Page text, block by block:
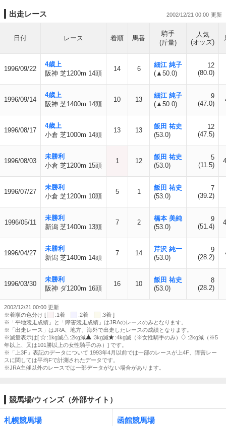
出走レース 2002/12/21 00:00
日付 レース 着順 馬番
騎手
(斤量)
人気
(オッズ)
1996/09/22
4歳上
阪神 芝1200m 14頭
14 6
細江 純子
(▲50.0)
12
(80.0)
1996/09/14
4歳上
阪神 芝1400m 14頭
10 13
細江 純子
(▲50.0)
9
(47.0)
1996/08/17
4歳上
小倉 芝1000m 14頭
13 13
飯田 祐史
(53.0)
12
(47.5)
1996/08/03
未勝利
小倉 芝1200m 15頭
1 12
飯田 祐史
(53.0)
5
(11.5)
1996/07/27
未勝利
小倉 芝1200m 10頭
5 1
飯田 祐史
(53.0)
7
(39.2)
1996/05/11
未勝利
新潟 芝1400m 13頭
7 2
橋本 美純
(53.0)
9
(51.4)
1996/04/27
未勝利
新潟 芝1400m 14頭
7 14
芹沢 純一
(53.0)
9
(28.2)
1996/03/30
未勝利
阪神 ダ1200m 16頭
16 10
飯田 祐史
(53.0)
8
(28.2)
2002/12/21 00:00 更新
※着順の色分け [
:1着 :2着
:3着 ]
※「平地競走成績」と「障害競走成績」はJRAのレースのみとなります。
※「出走レース」はJRA、地方、海外で出走したレースの成績となります。
※減量表示は[
:1kg減 :2kg減 :3kg減 :4kg減（※女性騎手のみ）
:2kg減（※5
年以上、又は101勝以上の女性騎手のみ）] です。
※「上3F」表記のデータについて 1993年4月以前では一部のレースが上4F、障害レー
スに関しては平均Fで計測されたデータです。
※JRA主催以外のレースでは一部データがない場合があります。
競馬場/ウィンズ（外部サイト）
札幌競馬場 函館競馬場